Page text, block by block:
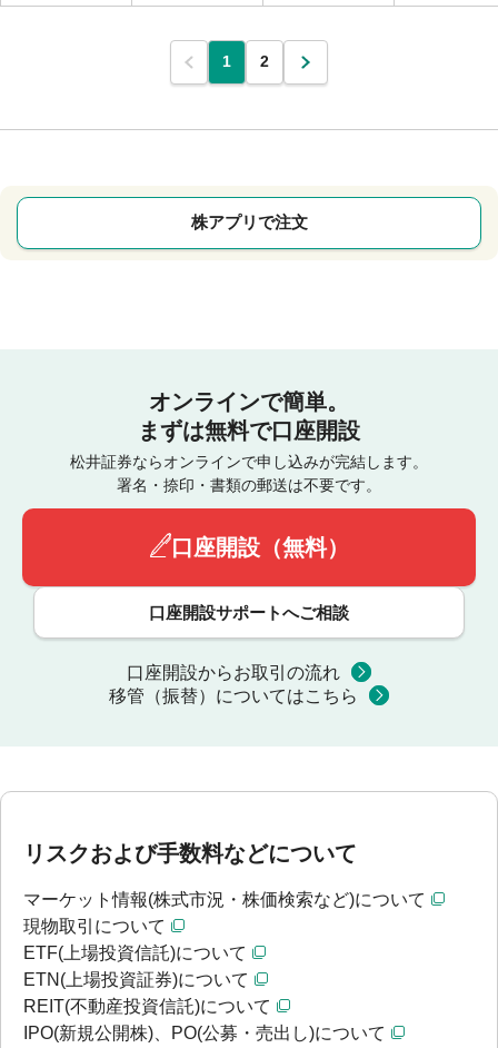
1 2
株アプリで注文
オンラインで簡単。
まずは無料で口座開設
松井証券ならオンラインで申し込みが完結します。
署名・捺印・書類の郵送は不要です。
口座開設（無料）
口座開設サポートへご相談
口座開設からお取引の流れ
移管（振替）についてはこちら
リスクおよび手数料などについて
マーケット情報(株式市況・株価検索など)について
現物取引について
ETF(上場投資信託)について
ETN(上場投資証券)について
REIT(不動産投資信託)について
IPO(新規公開株)、PO(公募・売出し)について